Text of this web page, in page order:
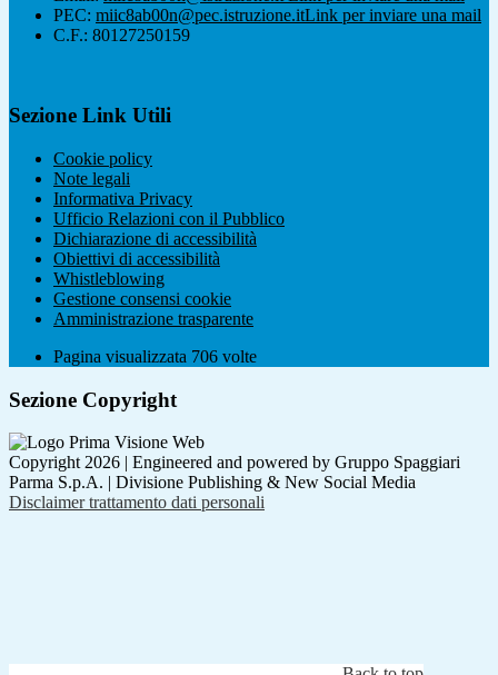
PEC: miic8ab00n@pec.istruzione.itLink per inviare una mail
C.F.: 80127250159
Sezione Link Utili
Cookie policy
Note legali
Informativa Privacy
Ufficio Relazioni con il Pubblico
Dichiarazione di accessibilità
Obiettivi di accessibilità
Whistleblowing
Gestione consensi cookie
Amministrazione trasparente
Pagina visualizzata 706 volte
Sezione Copyright
Copyright 2026 | Engineered and powered by Gruppo Spaggiari
Parma S.p.A. | Divisione Publishing & New Social Media
Disclaimer trattamento dati personali